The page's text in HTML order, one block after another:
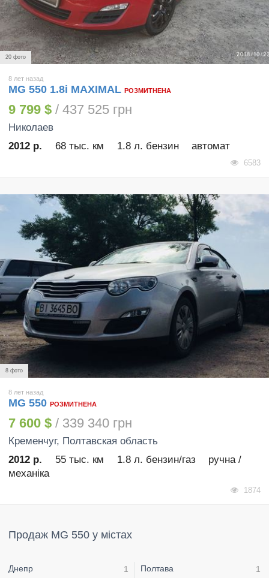
20 фото
8 лет назад
MG 550 1.8i MAXIMAL РОЗМИТНЕНА
9 799 $ / 437 525 грн
Николаев
2012 р.
68 тыс. км 1.8 л. бензин автомат
6583
8 фото
8 лет назад
MG 550 РОЗМИТНЕНА
7 600 $ / 339 340 грн
Кременчуг, Полтавская область
2012 р.
55 тыс. км 1.8 л. бензин/газ
ручна /
механіка
1874
Продаж MG 550 у містах
Днепр 1 Полтава 1